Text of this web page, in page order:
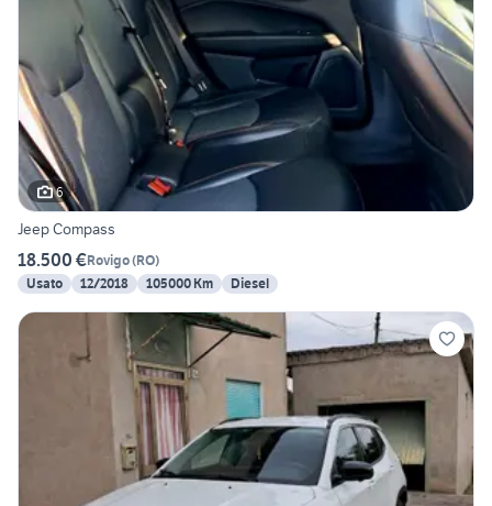
6
Jeep Compass
18.500 €Rovigo(RO)
Usato
12/2018 105000 Km Diesel